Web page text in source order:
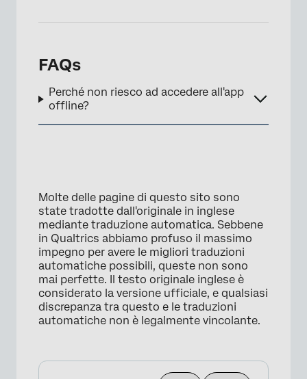
FAQs
Perché non riesco ad accedere all'app
offline?
Molte delle pagine di questo sito sono
state tradotte dall'originale in inglese
mediante traduzione automatica. Sebbene
in Qualtrics abbiamo profuso il massimo
impegno per avere le migliori traduzioni
automatiche possibili, queste non sono
mai perfette. Il testo originale inglese è
considerato la versione ufficiale, e qualsiasi
discrepanza tra questo e le traduzioni
automatiche non è legalmente vincolante.